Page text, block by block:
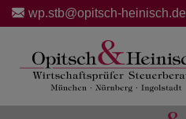
wp.stb@opitsch-heinisch.de